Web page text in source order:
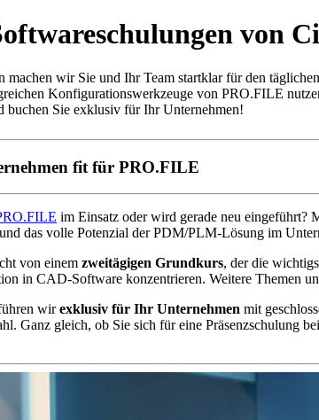
von
machen wir Sie und Ihr Team startklar für den
Konfigurationswerkzeuge von PRO.FILE
buchen Sie exklusiv für Ihr Unternehmen!
fit für PRO.FILE
im Einsatz oder wird gerade neu eingeführt?
das volle Potenzial der PDM/PLM-Lösung im
von einem zweitägigen Grundkurs, der die
in CAD-Software konzentrieren. Weitere Themen
wirexklusiv für Ihr Unternehmen mit
Ganz gleich, ob Sie sich für eine Präsenzschulung